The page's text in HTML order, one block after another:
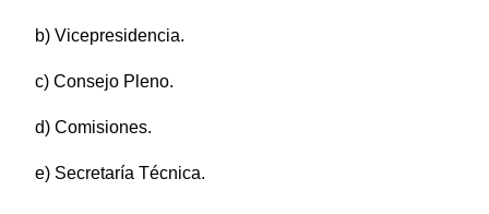
b) Vicepresidencia.
c) Consejo Pleno.
d) Comisiones.
e) Secretaría Técnica.